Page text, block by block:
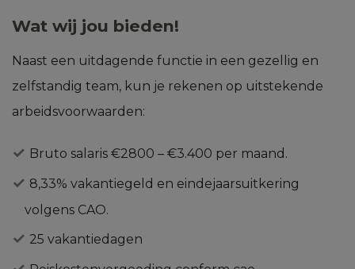
Wat wij jou bieden!
Naast een uitdagende functie in een gezellig en
zelfstandig team, kun je rekenen op uitstekende
arbeidsvoorwaarden:
Bruto salaris €2800 – €3.400 per maand.
8,33% vakantiegeld en eindejaarsuitkering
volgens CAO.
25 vakantiedagen